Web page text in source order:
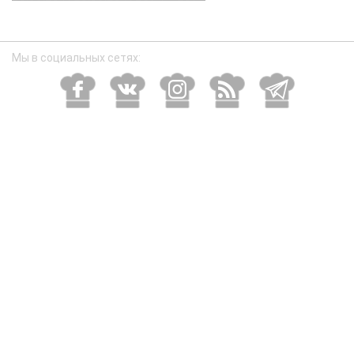
Мы в социальных сетях: